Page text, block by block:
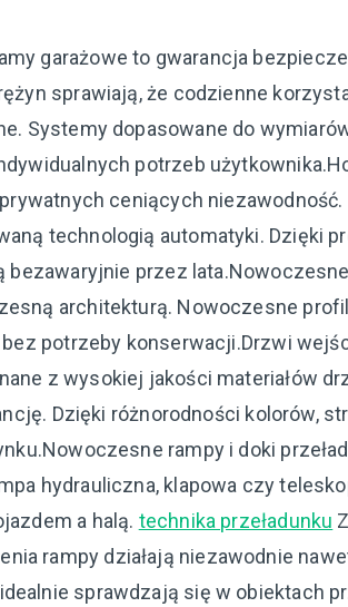
garażowe to gwarancja
sprawiają, że codzienne
Systemy dopasowane do
potrzeb
ceniących niezawodność.
technologią automatyki. Dzięki
bezawaryjnie przez
architekturą. Nowoczesne
potrzeby konserwacji.Drzwi
z wysokiej jakości materiałów
Dzięki różnorodności kolorów,
rampy i doki
hydrauliczna, klapowa czy
a halą. technika przeładunku
rampy działają niezawodnie
sprawdzają się w obiektach